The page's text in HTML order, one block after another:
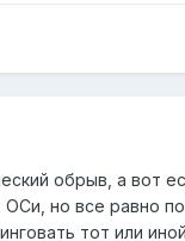
обрыв, а вот
но все равно
тот или